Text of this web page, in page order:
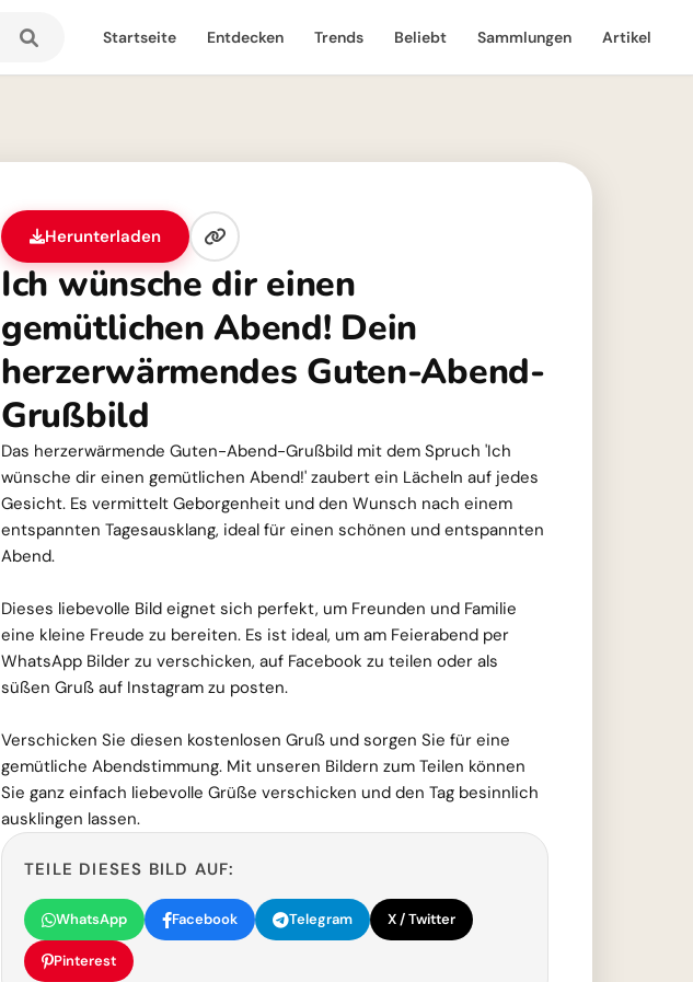
Startseite Entdecken Trends Beliebt Sammlungen Artikel
Herunterladen
Ich wünsche dir einen
gemütlichen Abend! Dein
herzerwärmendes Guten-Abend-
Grußbild
Das herzerwärmende Guten-Abend-Grußbild mit dem Spruch 'Ich
wünsche dir einen gemütlichen Abend!' zaubert ein Lächeln auf jedes
Gesicht. Es vermittelt Geborgenheit und den Wunsch nach einem
entspannten Tagesausklang, ideal für einen schönen und entspannten
Abend.
Dieses liebevolle Bild eignet sich perfekt, um Freunden und Familie
eine kleine Freude zu bereiten. Es ist ideal, um am Feierabend per
WhatsApp Bilder zu verschicken, auf Facebook zu teilen oder als
süßen Gruß auf Instagram zu posten.
Verschicken Sie diesen kostenlosen Gruß und sorgen Sie für eine
gemütliche Abendstimmung. Mit unseren Bildern zum Teilen können
Sie ganz einfach liebevolle Grüße verschicken und den Tag besinnlich
ausklingen lassen.
TEILE DIESES BILD AUF:
WhatsApp Facebook Telegram X / Twitter
Pinterest